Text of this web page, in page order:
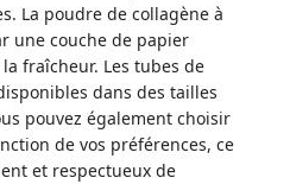
La poudre de collagène à
une couche de papier
fraîcheur. Les tubes de
dans des tailles
pouvez également choisir
de vos préférences, ce
et respectueux de